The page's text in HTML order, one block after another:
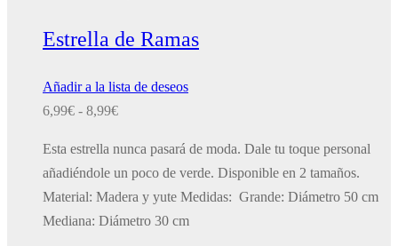
Estrella de Ramas
Añadir a la lista de deseos
6,99€ - 8,99€Rango
precios:
desde
6,99€
hasta
Esta estrella nunca pasará de moda. Dale tu toque personal
añadiéndole un poco de verde. Disponible en 2 tamaños.
Material: Madera y yute Medidas: Grande: Diámetro 50 cm
Mediana: Diámetro 30 cm